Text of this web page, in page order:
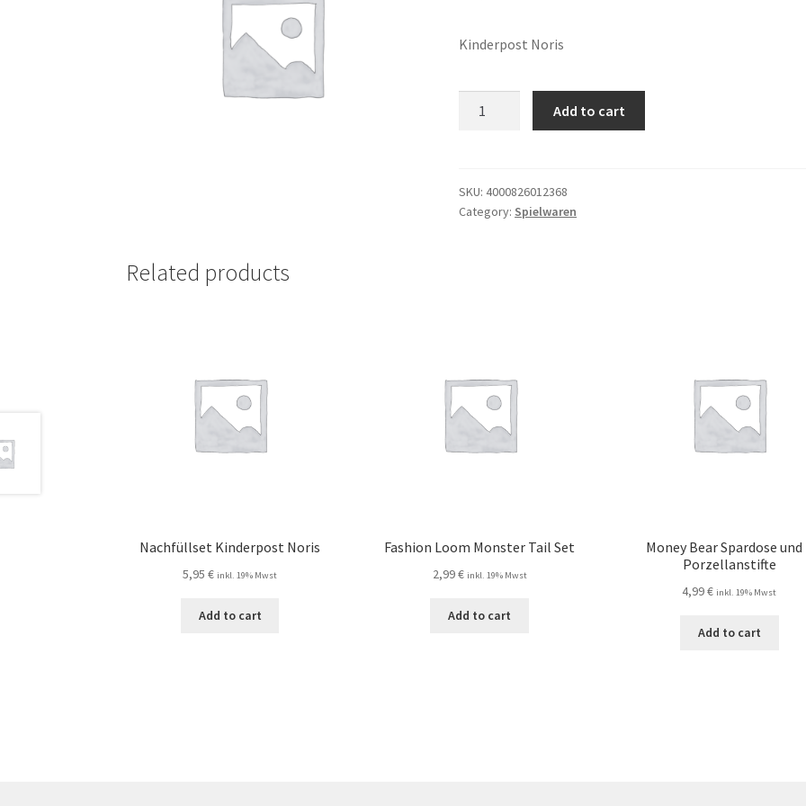
Kinderpost Noris
Add to cart
SKU:4000826012368
Category: Spielwaren
Related products
Nachfüllset Kinderpost Noris
5,95€ inkl. 19% Mwst
Add to cart
Fashion Loom Monster Tail Set
2,99€ inkl. 19% Mwst
Add to cart
Money Bear Spardose und
Porzellanstifte
4,99€ inkl. 19% Mwst
Add to cart